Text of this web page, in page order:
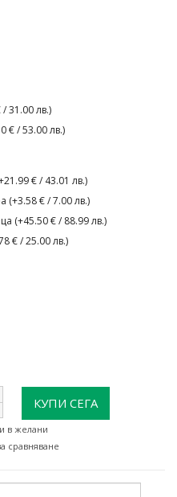
31.00 лв.)
€ / 53.00 лв.)
€ / 43.01 лв.)
(+3.58 € / 7.00 лв.)
(+45.50 € / 88.99 лв.)
€ / 25.00 лв.)
КУПИ СЕГА
в желани
сравняване